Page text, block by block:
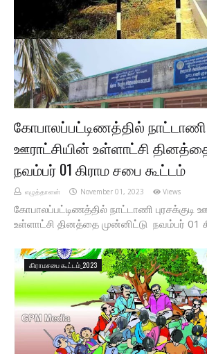
கோபாலப்பட்டிணத்தில் நாட்டாணி
ஊராட்சியின் உள்ளாட்சி
நவம்பர் 01 கிராம சபை கூட்டம்
எழுத்தாளன் November 01, 2023 Views
கோபாலப்பட்டிணத்தில் நாட்டாணி புரசக்குடி
உள்ளாட்சி தினத்தை முன்னிட்டு நவம்பர் 01
கிராமசபை கூட்டம்_2023